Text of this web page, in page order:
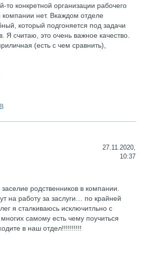
то конкретной организации рабочего
нет. Вкаждом отделе
который подгоняется под задачи
Я считаю, это очень важное качество.
(есть с чем сравнить),
27.11.2020,
10:37
родственников в компании.
на работу за заслуги… по крайней
я сталкиваюсь исключитльно с
самому есть чему поучиться
в наш отдел!!!!!!!!!!